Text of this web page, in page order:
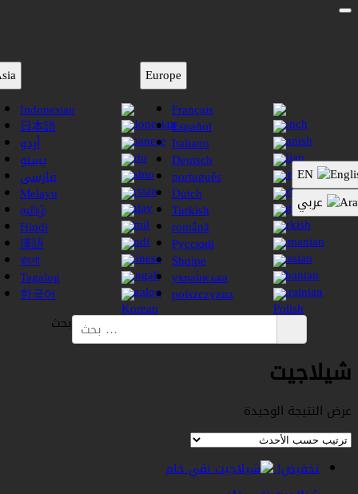
Asia
Indonesian
日本語
أردو
پښتو
فارسی
Melayu
தமிழ்
Hindi
漢語
বাংলা
Tagalog
한국어
Europe
Français
Español
Italiano
Deutsch
português
Dutch
Turkish
română
Русский
Shqipe
украї́нська
polszczyzna
EN
عربي
بحث
النتيجة الوحيدة
تخفيض!